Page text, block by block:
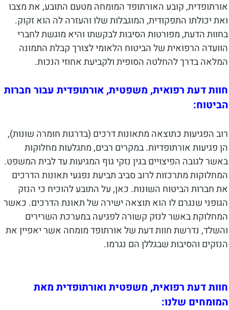
אורתופדית, קובע האורתופד המומחה מטעם התובע, את מצבו
ואת יכולתו התפקודית, המוגבלות שלו והעזרה לה הוא זקוק.
בחוות הדעת, מפורטות הסיבות לבקשתו והיא מוגשת לחברי
הוועדה הרפואית של הביטוח הלאומי לצורך קבלת התמונה
המלאה בדרך להחלטה הסופית ולקביעת אחוזי הנכות.
חוות דעת רפואית, משפטית, אורתופדית עבור חברות
הביטוח:
רוב הפגיעות כתוצאה מתאונות דרכים (בדרגות חומרה שונות),
הן פגיעות אורתופדיות. במקרים רבים, מתגלעות מחלוקות
באשר לגובה הפיצויים בגין נזקי גוף המגיעות עד לבית המשפט.
המחלוקות מתרכזות לרוב סביב תביעת נפגעי תאונות הדרכים
את חברות הביטוח השונות. כאן, על התובע להוכיח כי הנזק
הגופני שנגרם לו הוא תוצאה ישירה של תאונת הדרכים. כאשר
המחלוקת באשר לנזק קשורה לפגיעה במערכת השרירים
והשלד, נדרשת חוות דעת של אורתופד מומחה אשר יאפיין את
הנזקים והסיבות שבגללן הם נגרמו.
חוות דעת רפואית, משפטית ואורתופדית מאת
המומחים שלנו: